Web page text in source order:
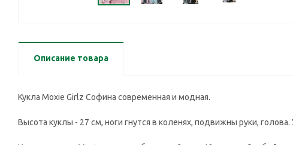
Описание товара
Кукла Moxie Girlz Софина современная и модная.
Высота куклы - 27 см, ноги гнутся в коленях, подвижны руки,